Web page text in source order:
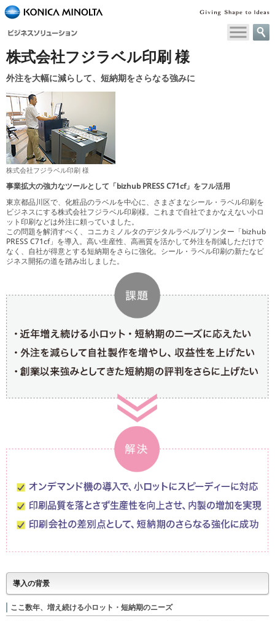
ペ
ー
内
移
動
用
リ
ン
ク
で
す
本
文
へ
移
動
し
ま
株式会社フジラベル印刷 様
外注を大幅に減らして、短納期をさらなる強みに
株式会社フジラベル印刷 様
事業拡大の強力なツールとして「bizhub PRESS C71cf」をフル活用
東京都品川区で、化粧品のラベルを中心に、さまざまなシール・ラベル印刷を
ビジネスにする株式会社フジラベル印刷様。これまで自社でまかなえない小ロ
ット印刷などは外注に頼っていました。
この問題を解消すべく、コニカミノルタのデジタルラベルプリンター「bizhub
PRESS C71cf」を導入。高い生産性、高画質を活かして外注を削減しただけで
なく、自社が得意とする短納期をさらに強化。シール・ラベル印刷の新たなビ
ジネス開拓の道を踏み出しました。
導入の背景
ここ数年、増え続ける小ロット・短納期のニーズ